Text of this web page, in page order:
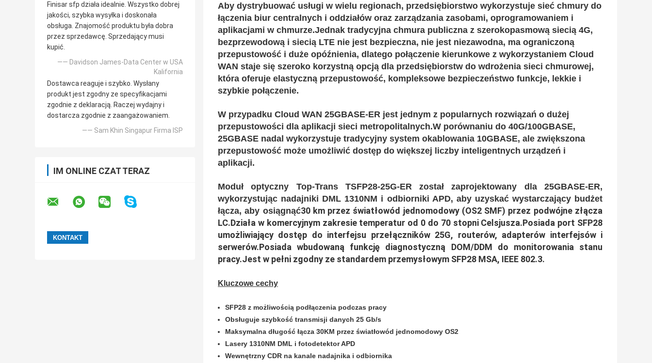
Finisar sfp działa idealnie. Wszystko dobrej
jakości, szybka wysyłka i doskonała
obsługa. Znajomość produktu była dobra
przez sprzedawcę. Sprzedający musi
kupić.
—— Davidson James-Data Center w USA
Kalifornia
Dostawca reaguje i szybko. Wysłany
produkt jest zgodny ze specyfikacjami
zgodnie z deklaracją. Raczej wydajny i
dostarcza zgodnie z zaangażowaniem.
—— Sam Khin Singapur Firma ISP
IM ONLINE CZAT TERAZ
Aby dystrybuować usługi w wielu regionach, przedsiębiorstwo wykorzystuje sieć chmury do
łączenia biur centralnych i oddziałów oraz zarządzania zasobami, oprogramowaniem i
aplikacjami w chmurze.Jednak tradycyjna chmura publiczna z szerokopasmową siecią 4G,
bezprzewodową i siecią LTE nie jest bezpieczna, nie jest niezawodna, ma ograniczoną
przepustowość i duże opóźnienia, dlatego połączenie kierunkowe z wykorzystaniem Cloud
WAN staje się szeroko korzystną opcją dla przedsiębiorstw do wdrożenia sieci chmurowej,
która oferuje elastyczną przepustowość, kompleksowe bezpieczeństwo funkcje, lekkie i
szybkie połączenie.
W przypadku Cloud WAN 25GBASE-ER jest jednym z popularnych rozwiązań o dużej
przepustowości dla aplikacji sieci metropolitalnych.W porównaniu do 40G/100GBASE,
25GBASE nadal wykorzystuje tradycyjny system okablowania 10GBASE, ale zwiększona
przepustowość może umożliwić dostęp do większej liczby inteligentnych urządzeń i
aplikacji.
Moduł optyczny Top-Trans TSFP28-25G-ER został zaprojektowany dla 25GBASE-ER,
wykorzystując nadajniki DML 1310NM i odbiorniki APD, aby uzyskać wystarczający budżet
łącza, aby osiągnąć30 km przez światłowód jednomodowy (OS2 SMF) przez podwójne złącza
LC.Działa w komercyjnym zakresie temperatur od 0 do 70 stopni Celsjusza.Posiada port SFP28
umożliwiający dostęp do interfejsu przełączników 25G, routerów, adapterów interfejsów i
serwerów.Posiada wbudowaną funkcję diagnostyczną DOM/DDM do monitorowania stanu
pracy.Jest w pełni zgodny ze standardem przemysłowym SFP28 MSA, IEEE 802.3.
Kluczowe cechy
SFP28 z możliwością podłączenia podczas pracy
Obsługuje szybkość transmisji danych 25 Gb/s
Maksymalna długość łącza 30KM przez światłowód jednomodowy OS2
Lasery 1310NM DML i fotodetektor APD
Wewnętrzny CDR na kanale nadajnika i odbiornika